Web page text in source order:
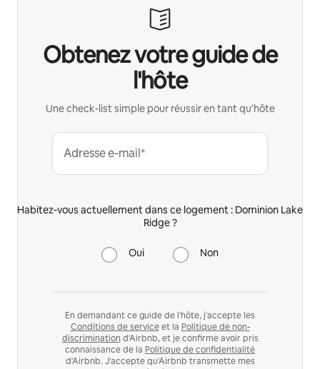
Obtenez votre guide de
l'hôte
Une check-list simple pour réussir en tant qu'hôte
Adresse e-mail*
Habitez-vous actuellement dans ce logement : Dominion Lake
Ridge ?
Oui Non
En demandant ce guide de l'hôte, j'accepte les
Conditions de serviceet la Politique de non-
discrimination d'Airbnb, et je confirme avoir pris
connaissance de la Politique de confidentialité
d'Airbnb. J'accepte qu'Airbnb transmette mes